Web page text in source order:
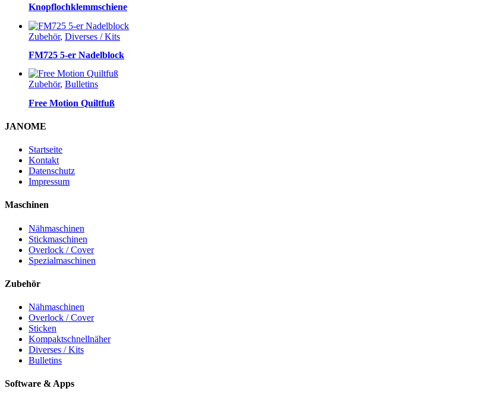
Knopflochklemmschiene
Zubehör, Diverses / Kits
FM725 5-er Nadelblock
Zubehör, Bulletins
Free Motion Quiltfuß
JANOME
Startseite
Kontakt
Datenschutz
Impressum
Maschinen
Nähmaschinen
Stickmaschinen
Overlock / Cover
Spezialmaschinen
Zubehör
Nähmaschinen
Overlock / Cover
Sticken
Kompaktschnellnäher
Diverses / Kits
Bulletins
Software & Apps